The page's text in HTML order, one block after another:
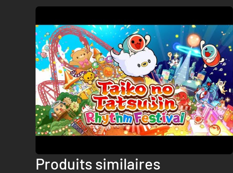
Produits similaires